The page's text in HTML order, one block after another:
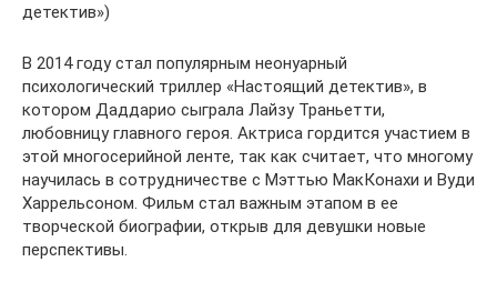
детектив»)
В 2014 году стал популярным неонуарный
психологический триллер «Настоящий детектив», в
котором Даддарио сыграла Лайзу Траньетти,
любовницу главного героя. Актриса гордится участием в
этой многосерийной ленте, так как считает, что многому
научилась в сотрудничестве с Мэттью МакКонахи и Вуди
Харрельсоном. Фильм стал важным этапом в ее
творческой биографии, открыв для девушки новые
перспективы.